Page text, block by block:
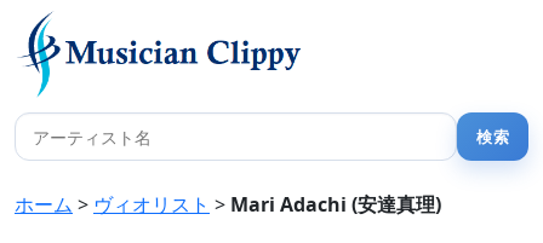
ホーム > ヴィオリスト > Mari Adachi (安達真理)